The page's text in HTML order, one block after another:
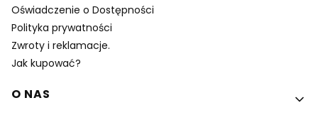
Oświadczenie o Dostępności
Polityka prywatności
Zwroty i reklamacje.
Jak kupować?
O NAS